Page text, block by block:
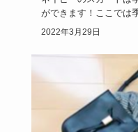
ができます！ここでは
や、スカートのデ…
2022年3月29日